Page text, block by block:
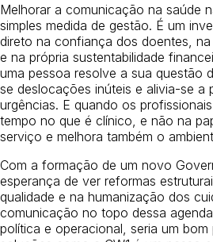
Melhorar a comunicação na saúde
simples medida de gestão. É um
direto na confiança dos doentes,
e na própria sustentabilidade
uma pessoa resolve a sua questão
se deslocações inúteis e alivia-se a
urgências. E quando os
tempo no que é clínico, e não na
serviço e melhora também o
Com a formação de um novo
esperança de ver reformas
qualidade e na humanização dos
comunicação no topo dessa
política e operacional, seria um bom